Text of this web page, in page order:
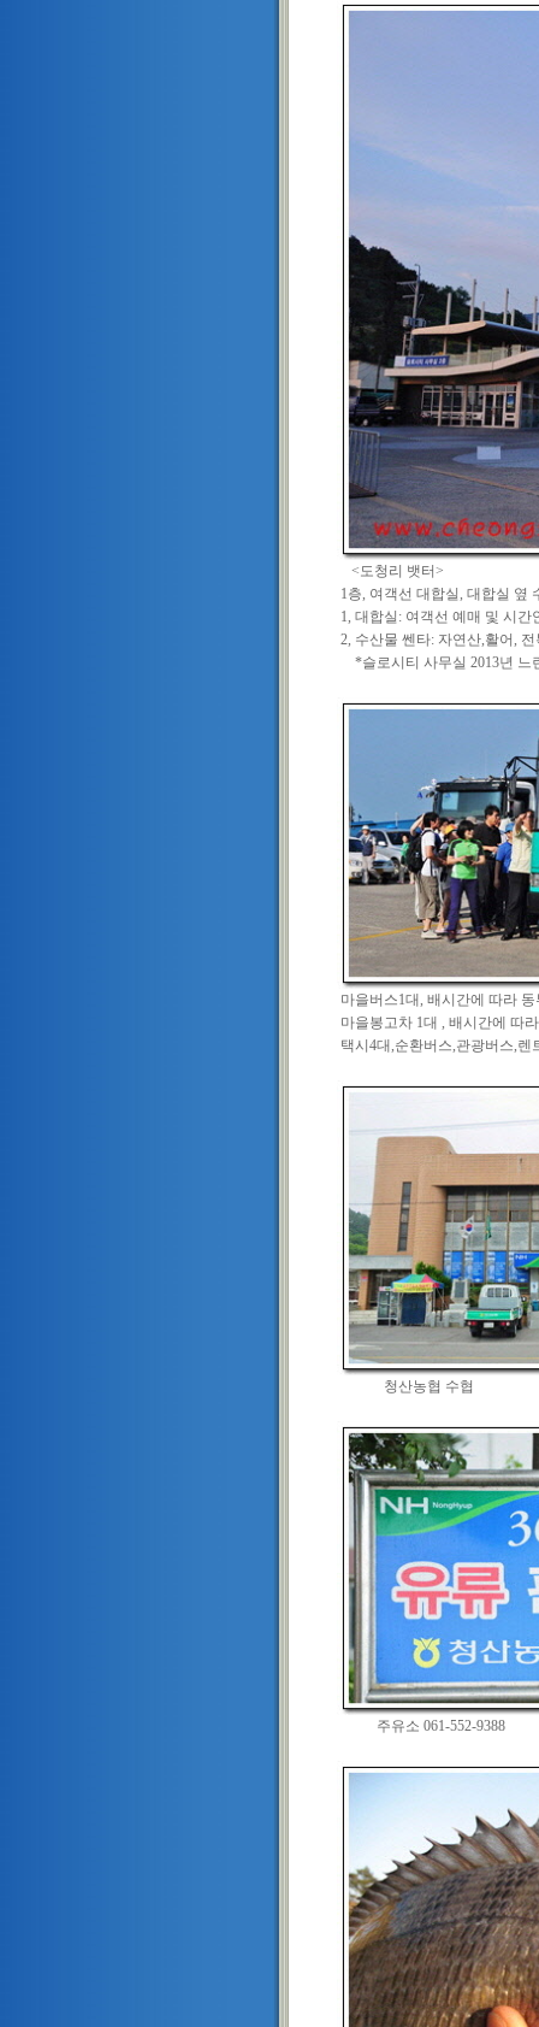
<도청리 뱃터>
1층, 여객선 대합실, 대합실 옆
1, 대합실: 여객선 예매 및 시
2, 수산물 쎈타: 자연산,활어,
*슬로시티 사무실 2013년 느
마을버스1대, 배시간에 따라
마을봉고차 1대 , 배시간에 따
택시4대,순환버스,관광버스,
청산농협 수협
주유소 061-552-9388